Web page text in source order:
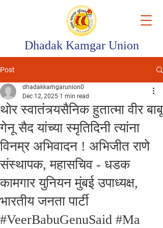
Dhadak Kamgar Union
Post
थोर स्वातंत्र्यसैनिक हुतात्मा वीर बाबू
गेनू सैद यांच्या स्मृतिदिनी त्यांना
विनम्र अभिवादन ! अभिजीत राणे
संस्थापक, महासचिव - धडक
कामगार युनियन मुंबई उपाध्यक्ष,
भारतीय जनता पार्टी
#VeerBabuGenuSaid #Ma
dhadakkamgarunion0
Dec 12, 2025 1 min read